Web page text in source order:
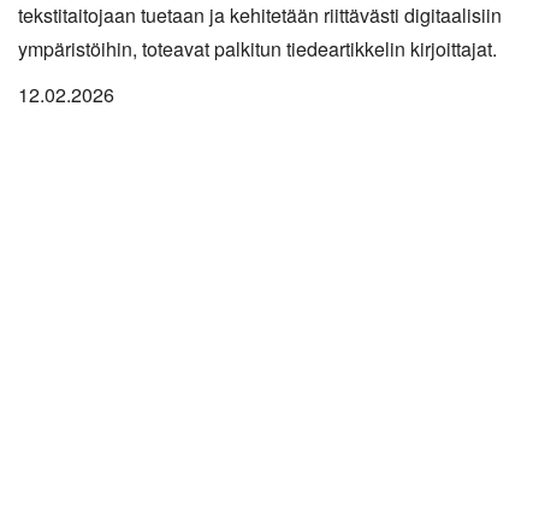
tekstitaitojaan tuetaan ja kehitetään riittävästi digitaalisiin
ympäristöihin, toteavat palkitun tiedeartikkelin kirjoittajat.
12.02.2026